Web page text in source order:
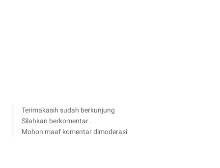
Terimakasih sudah berkunjung
Silahkan berkomentar .
Mohon maaf komentar dimoderasi